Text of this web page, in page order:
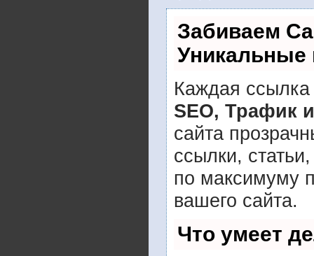
Забиваем
Уникальные
Каждая ссылка
SEO, Трафик
сайта
ссылки,
по максимуму
вашего сайта.
Что умеет